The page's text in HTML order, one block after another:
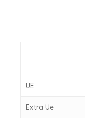
UE
Extra Ue